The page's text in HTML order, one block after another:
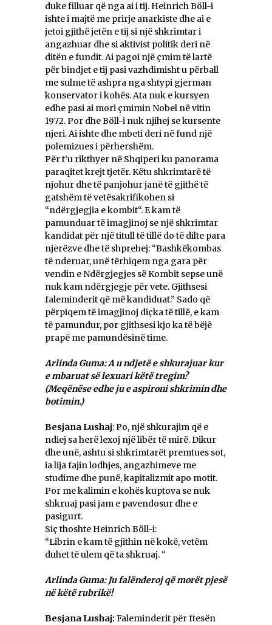
duke filluar që nga ai i tij. Heinrich Böll-i
ishte i majtë me prirje anarkiste dhe ai e
jetoi gjithë jetën e tij si një shkrimtar i
angazhuar dhe si aktivist politik deri në
ditën e fundit. Ai pagoi një çmim të lartë
për bindjet e tij pasi vazhdimisht u përball
me sulme të ashpra nga shtypi gjerman
konservator i kohës. Ata nuk e kursyen
edhe pasi ai mori çmimin Nobel në vitin
1972. Por dhe Böll-i nuk njihej se kursente
njeri. Ai ishte dhe mbeti deri në fund një
polemizues i përhershëm.
Për t’u rikthyer në Shqiperi ku panorama
paraqitet krejt tjetër. Këtu shkrimtarë të
njohur dhe të panjohur janë të gjithë të
gatshëm të vetësakrifikohen si
“ndërgjegjia e kombit“. E kam të
pamunduar të imagjinoj se një shkrimtar
kandidat për një titull të tillë do të dilte para
njerëzve dhe të shprehej: “Bashkëkombas
të nderuar, unë tërhiqem nga gara për
vendin e Ndërgjegjes së Kombit sepse unë
nuk kam ndërgjegje për vete. Gjithsesi
faleminderit që më kandiduat.” Sado që
përpiqem të imagjinoj diçka të tillë, e kam
të pamundur, por gjithsesi kjo ka të bëjë
prapë me pamundësinë time.
Arlinda Guma: A u ndjetë e shkurajuar kur
e mbaruat së lexuari këtë tregim?
(Meqënëse edhe ju e aspironi shkrimin dhe
botimin.)
Besjana Lushaj: Po, një shkurajim që e
ndiej sa herë lexoj një libër të mirë. Dikur
dhe unë, ashtu si shkrimtarët premtues sot,
ia lija fajin lodhjes, angazhimeve me
studime dhe punë, kapitalizmit apo motit.
Por me kalimin e kohës kuptova se nuk
shkruaj pasi jam e pavendosur dhe e
pasigurt.
Siç thoshte Heinrich Böll-i:
“Librin e kam të gjithin në kokë, vetëm
duhet të ulem që ta shkruaj. “
Arlinda Guma: Ju falënderoj që morët pjesë
në këtë rubrikë!
Besjana Lushaj: Faleminderit për ftesën